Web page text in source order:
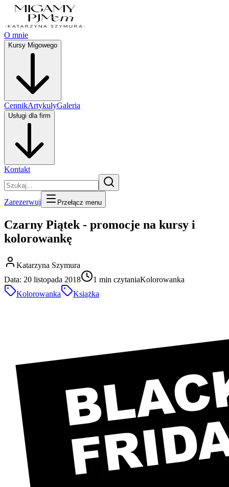
O mnie
Kursy Migowego
CennikArtykułyGaleria
Usługi dla firm
Kontakt
Zarezerwuj Przełącz menu
Czarny Piątek - promocje na kursy i
kolorowankę
Katarzyna Szymura
Data: 20 listopada 2018 1 min czytaniaKolorowanka
Kolorowanka
Książka